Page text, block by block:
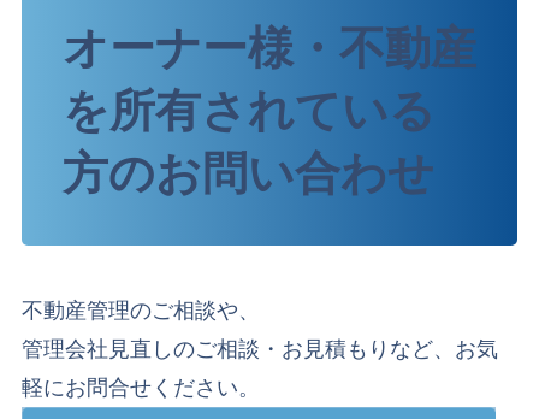
オーナー様・不動産
を所有されている
方のお問い合わせ
不動産管理のご相談や、
管理会社見直しのご相談・お見積もりなど、お気
軽にお問合せください。